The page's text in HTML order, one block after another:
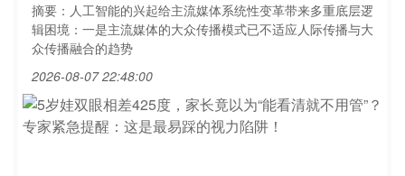
摘要：人工智能的兴起给主流媒体系统性变革带来多重底层逻
辑困境：一是主流媒体的大众传播模式已不适应人际传播与大
众传播融合的趋势
2026-08-07 22:48:00